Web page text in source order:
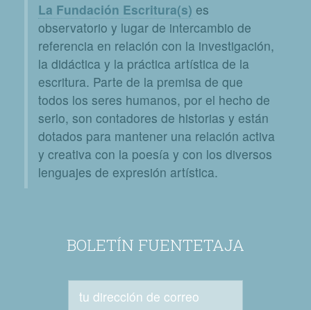
La Fundación Escritura(s) es
observatorio y lugar de intercambio de
referencia en relación con la investigación,
la didáctica y la práctica artística de la
escritura. Parte de la premisa de que
todos los seres humanos, por el hecho de
serlo, son contadores de historias y están
dotados para mantener una relación activa
y creativa con la poesía y con los diversos
lenguajes de expresión artística.
BOLETÍN FUENTETAJA